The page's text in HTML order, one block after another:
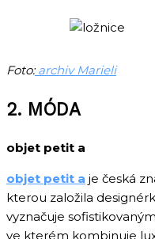
Foto:archiv Marieli
2. MÓDA
objet petit a
objet petit a je česká
kterou založila
vyznačuje
ve kterém kombinuje